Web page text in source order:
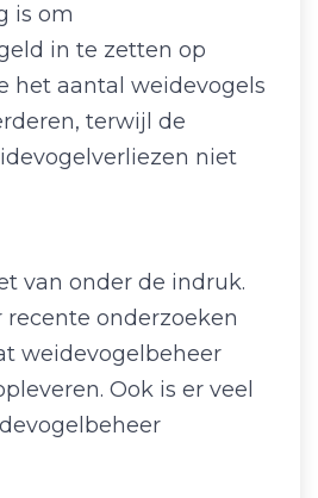
is om
in te zetten op
het aantal weidevogels
terwijl de
niet
van onder de indruk.
recente onderzoeken
weidevogelbeheer
Ook is er veel